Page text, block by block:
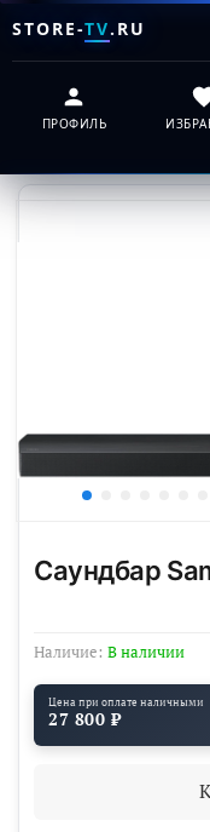
STORE-TV.RU
ПРОФИЛЬ
Наличие: В наличии
Саундбар
Цена при оплате наличными
27 800 ₽